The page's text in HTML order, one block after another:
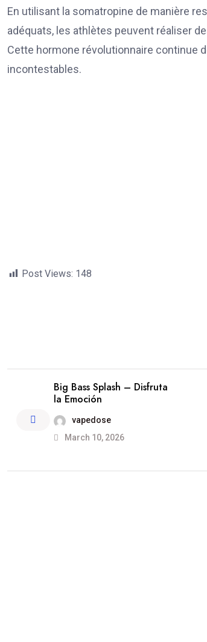
En utilisant la somatropine de manière
adéquats, les athlètes peuvent réaliser
Cette hormone révolutionnaire continue
incontestables.
Post Views: 148
Big Bass Splash – Disfruta
la Emoción
vapedose
March 10, 2026